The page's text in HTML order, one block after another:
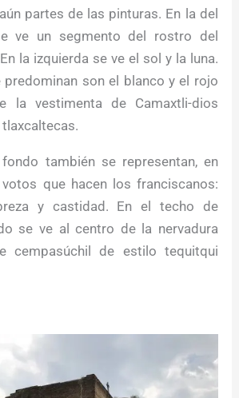
partes de las pinturas. En la del
ve un segmento del rostro del
la izquierda se ve el sol y la luna.
son el blanco y el rojo
la vestimenta de Camaxtli-dios
también se representan, en
que hacen los franciscanos:
y castidad. En el techo de
se ve al centro de la nervadura
cempasúchil de estilo tequitqui